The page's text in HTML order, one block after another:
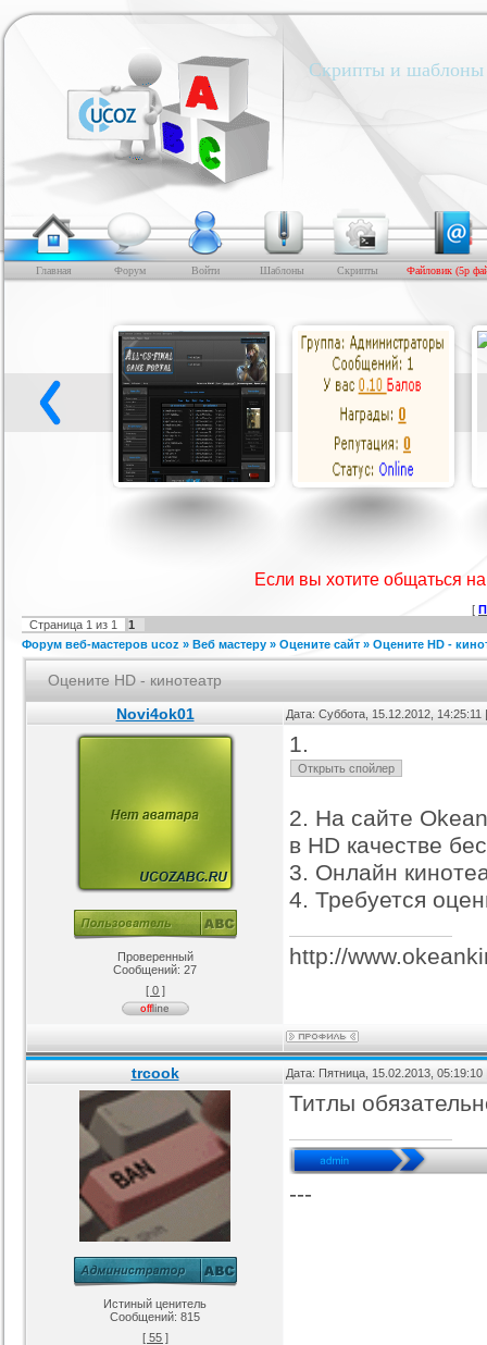
Скрипты и шаблоны
Главная Форум Войти Шаблоны Скрипты Файловик (5р
Шаблон для ucoz Gaming Off.
Категория :Игровые
РИП шаблона сайта TFiles для
Если вы хотите общаться
[
Страница 1 из 1
1
Форум веб-мастеров ucoz » Веб мастеру » Оцените сайт » Оцените HD -
Оцените HD - кинотеатр
Novi4ok01
Дата: Суббота, 15.12.2012,
Проверенный
Сообщений: 27
[ 0 ]
1.
2. На сайте
в HD качестве
3. Онлайн
4. Требуется
http://
trcook Дата: Пятница, 15.02.2013,
Истиный ценитель
Сообщений: 815
[ 55 ]
Титлы
---